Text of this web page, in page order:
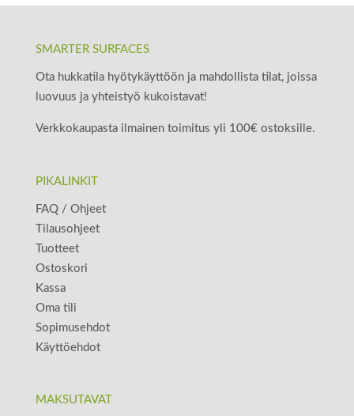
SMARTER SURFACES
Ota hukkatila hyötykäyttöön ja mahdollista tilat, joissa
luovuus ja yhteistyö kukoistavat!
Verkkokaupasta ilmainen toimitus yli 100€ ostoksille.
PIKALINKIT
FAQ / Ohjeet
Tilausohjeet
Tuotteet
Ostoskori
Kassa
Oma tili
Sopimusehdot
Käyttöehdot
MAKSUTAVAT